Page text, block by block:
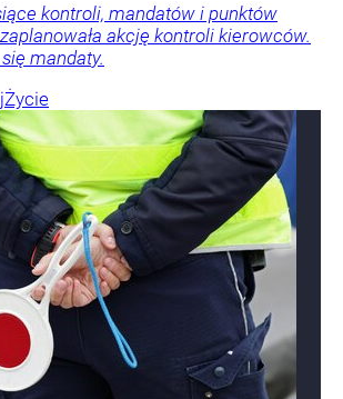
kontroli, mandatów i punktów
akcję kontroli kierowców.
mandaty.
Życie